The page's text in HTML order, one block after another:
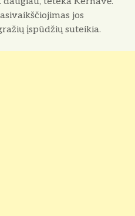
jos
įspūdžių suteikia.